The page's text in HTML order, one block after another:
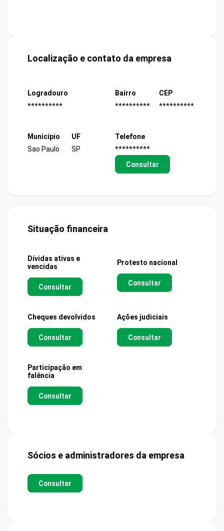
Localização e contato da empresa
Logradouro
**********
Bairro
**********
CEP
**********
Município
Sao Paulo
UF
SP
Telefone
**********
Consultar
Situação financeira
Dívidas ativas e
vencidas
Consultar
Protesto nacional
Consultar
Cheques devolvidos
Consultar
Ações judiciais
Consultar
Participação em
falência
Consultar
Sócios e administradores da empresa
Consultar